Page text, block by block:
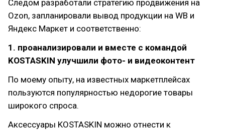
Следом разработали стратегию продвижения на
Ozon, запланировали вывод продукции на WB и
Яндекс Маркет и соответственно:
1. проанализировали и вместе с командой
KOSTASKIN улучшили фото- и видеоконтент
По моему опыту, на известных маркетплейсах
пользуются популярностью недорогие товары
широкого спроса.
Аксессуары KOSTASKIN можно отнести к